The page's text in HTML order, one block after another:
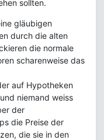
sollten.
gläubigen
durch die alten
die normale
scharenweise das
auf Hypotheken
niemand weiss
der
die Preise der
die sie in den